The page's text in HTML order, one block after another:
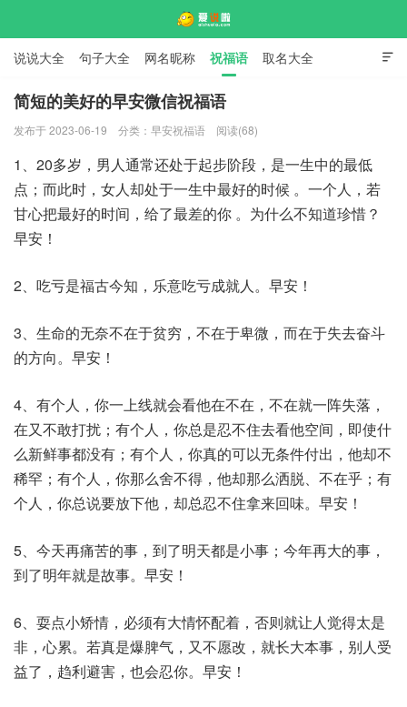

说说大全 句子大全 网名昵称 祝福语 取名大全
标语口号 签名大全
简短的美好的早安微信祝福语
发布于 2023-06-19 分类： 早安祝福语 阅读(68)
1、20多岁，男人通常还处于起步阶段，是一生中的最低
点；而此时，女人却处于一生中最好的时候 。一个人，若
甘心把最好的时间，给了最差的你 。为什么不知道珍惜？
早安！
2、吃亏是福古今知，乐意吃亏成就人。早安！
3、生命的无奈不在于贫穷，不在于卑微，而在于失去奋斗
的方向。早安！
4、有个人，你一上线就会看他在不在，不在就一阵失落，
在又不敢打扰；有个人，你总是忍不住去看他空间，即使什
么新鲜事都没有；有个人，你真的可以无条件付出，他却不
稀罕；有个人，你那么舍不得，他却那么洒脱、不在乎；有
个人，你总说要放下他，却总忍不住拿来回味。早安！
5、今天再痛苦的事，到了明天都是小事；今年再大的事，
到了明年就是故事。早安！
6、耍点小矫情，必须有大情怀配着，否则就让人觉得太是
非，心累。若真是爆脾气，又不愿改，就长大本事，别人受
益了，趋利避害，也会忍你。早安！